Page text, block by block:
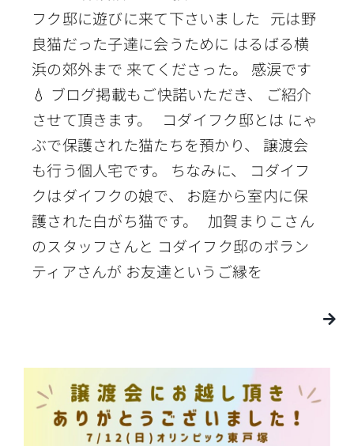
フク邸に遊びに来て下さいました 元は野
良猫だった子達に会うために はるばる横
浜の郊外まで 来てくださった。 感涙です
💧 ブログ掲載もご快諾いただき、 ご紹介
させて頂きます。 コダイフク邸とは にゃ
ぶで保護された猫たちを預かり、 譲渡会
も行う個人宅です。 ちなみに、 コダイフ
クはダイフクの娘で、 お庭から室内に保
護された白がち猫です。 加賀まりこさん
のスタッフさんと コダイフク邸のボラン
ティアさんが お友達というご縁を